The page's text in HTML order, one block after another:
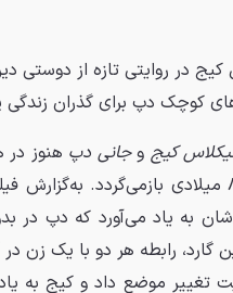
کیج در روایتی تازه از
کوچک دپ برای گذران زندگی
کیج وجانی دپ هنوز در
به یاد می‌آورد که دپ در
گارد، رابطه هر دو با یک زن
تغییر موضع داد و کیج به